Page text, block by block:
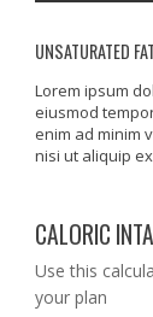
UNSATURATED
Lorem ipsum
eiusmod
enim ad minim
nisi ut aliquip
CALORIC
Use this
your plan